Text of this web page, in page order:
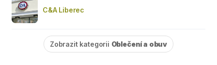
C&A Liberec
Zobrazit kategorii Oblečení a obuv